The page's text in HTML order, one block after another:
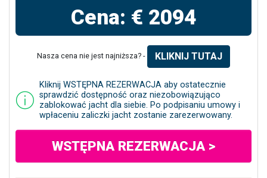
Cena: € 2094
Nasza cena nie jest najniższa? - KLIKNIJ TUTAJ
Kliknij WSTĘPNA REZERWACJA aby ostatecznie
sprawdzić dostępność oraz niezobowiązująco
zablokować jacht dla siebie. Po podpisaniu umowy i
wpłaceniu zaliczki jacht zostanie zarezerwowany.
WSTĘPNA REZERWACJA >